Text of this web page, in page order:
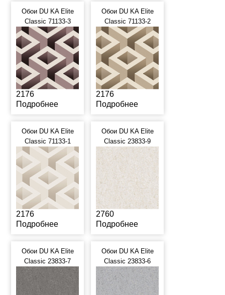
Обои DU KA Elite
Classic 71133-3
2176
Подробнее
Обои DU KA Elite
Classic 71133-2
2176
Подробнее
Обои DU KA Elite
Classic 71133-1
2176
Подробнее
Обои DU KA Elite
Classic 23833-9
2760
Подробнее
Обои DU KA Elite
Classic 23833-7
Обои DU KA Elite
Classic 23833-6